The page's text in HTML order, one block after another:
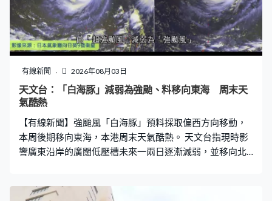
有線新聞 2026年08月03日
天文台：「白海豚」減弱為強颱、料移向東海 周末天
氣酷熱
【有線新聞】強颱風「白海豚」預料採取偏西方向移動，
本周後期移向東海，本港周末天氣酷熱。 天文台指現時影
響廣東沿岸的廣闊低壓槽未來一兩日逐漸減弱，並移向北
兩三日採取偏西方向橫過日本以南海域，本周後期移向東